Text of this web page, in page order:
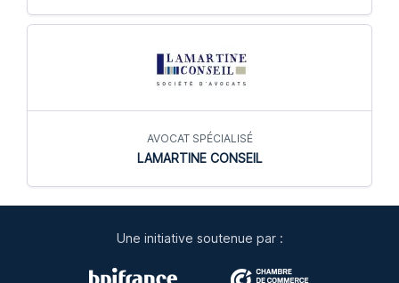
AVOCAT SPÉCIALISÉ
LAMARTINE CONSEIL
Une initiative soutenue par :